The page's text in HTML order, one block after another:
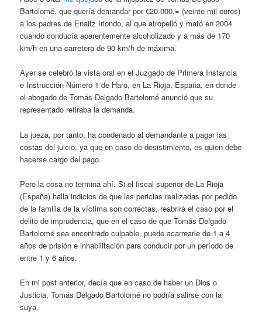
Bartolomé, que quería demandar por €20.000,= (veinte mil euros)
a los padres de Enaitz Iriondo, al que atropelló y mató en 2004
cuando conducía aparentemente alcoholizado y a más de 170
km/h en una carretera de 90 km/h de máxima.
Ayer se celebró la vista oral en el Juzgado de Primera Instancia
e Instrucción Número 1 de Haro, en La Rioja, España, en donde
el abogado de Tomás Delgado Bartolomé anunció que su
representado retiraba la demanda.
La jueza, por tanto, ha condenado al demandante a pagar las
costas del juicio, ya que en caso de desistimiento, es quien debe
hacerse cargo del pago.
Pero la cosa no termina ahí. Si el fiscal superior de La Rioja
(España) halla indicios de que las pericias realizadas por pedido
de la familia de la víctima son correctas, reabrirá el caso por el
delito de imprudencia, que en el caso de que Tomás Delgado
Bartolomé sea encontrado culpable, puede acarrearle de 1 a 4
años de prisión e inhabilitación para conducir por un período de
entre 1 y 6 años.
En mi post anterior, decía que en caso de haber un Dios o
Justicia, Tomás Delgado Bartolomé no podría salirse con la
suya.